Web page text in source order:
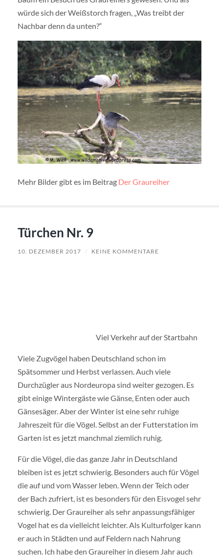
würde sich der Weißstorch fragen, „Was treibt der
Nachbar denn da unten?“
Mehr Bilder gibt es im Beitrag Der Graureiher
Türchen Nr. 9
10. DEZEMBER 2017 / KEINE KOMMENTARE
Viel Verkehr auf der Startbahn
Viele Zugvögel haben Deutschland schon im
Spätsommer und Herbst verlassen. Auch viele
Durchzügler aus Nordeuropa sind weiter gezogen. Es
gibt einige Wintergäste wie Gänse, Enten oder auch
Gänsesäger. Aber der Winter ist eine sehr ruhige
Jahreszeit für die Vögel. Selbst an der Futterstation im
Garten ist es jetzt manchmal ziemlich ruhig.
Für die Vögel, die das ganze Jahr in Deutschland
bleiben ist es jetzt schwierig. Besonders auch für Vögel
die auf und vom Wasser leben. Wenn der Teich oder
der Bach zufriert, ist es besonders für den Eisvogel sehr
schwierig. Der Graureiher als sehr anpassungsfähiger
Vogel hat es da vielleicht leichter. Als Kulturfolger kann
er auch in Städten und auf Feldern nach Nahrung
suchen. Ich habe den Graureiher in diesem Jahr auch